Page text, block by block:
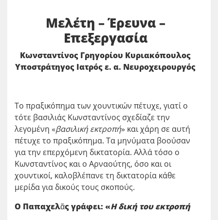
Μελέτη – Έρευνα –
Επεξεργασία
Κωνσταντίνος Γρηγορίου Κυριακόπουλος
Υποστράτηγος Ιατρός ε. α. Νευροχειρουργός
Το πραξικόπημα των χουντικών πέτυχε, γιατί ο
τότε βασιλιάς Κωνσταντίνος σχεδίαζε την
λεγομένη «βασιλική εκτροπή» και χάρη σε αυτή
πέτυχε το πραξικόπημα. Τα μηνύματα βοούσαν
για την επερχόμενη δικτατορία. Αλλά τόσο ο
Κωνσταντίνος και ο Αρναούτης, όσο και οι
χουντικοί, καλοβλέπανε τη δικτατορία κάθε
μερίδα για δικούς τους σκοπούς.
Ο Παπαχελᾶς γράφει: «Η δική του εκτροπή